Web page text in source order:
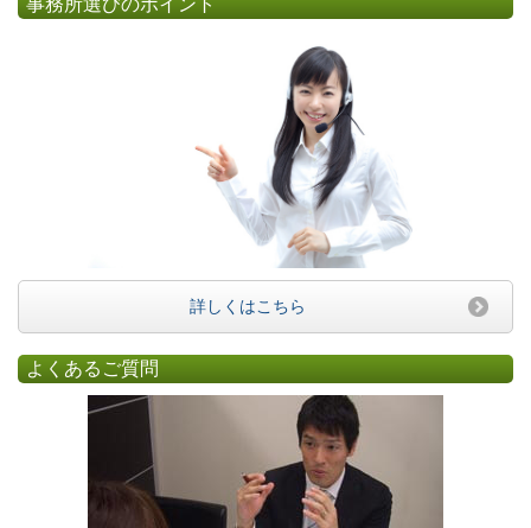
詳しくはこちら
よくあるご質問